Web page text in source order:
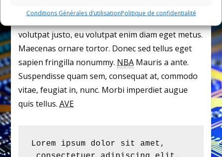
Conditions Générales d’utilisationPolitique de confidentialité
mattis, massa quis luctus fermentum, turpis mi
volutpat justo, eu volutpat enim diam eget metus.
Maecenas ornare tortor. Donec sed tellus eget
sapien fringilla nonummy. NBA Mauris a ante.
Suspendisse quam sem, consequat at, commodo
vitae, feugiat in, nunc. Morbi imperdiet augue
quis tellus.AVE
Lorem ipsum dolor sit amet,